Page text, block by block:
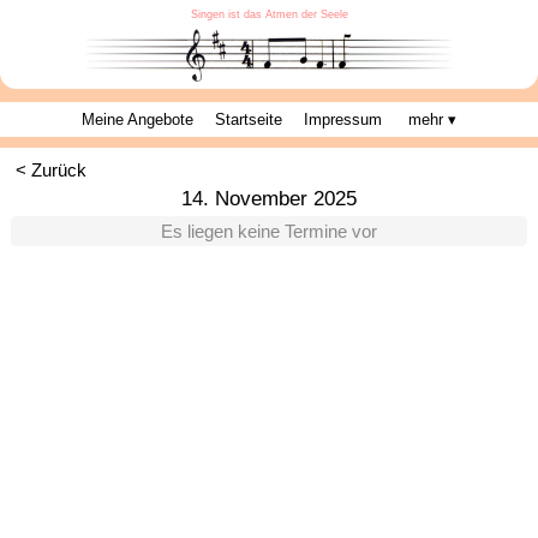
Singen ist das Atmen der Seele
Meine Angebote Startseite Impressum mehr ▾
< Zurück
14. November 2025
Es liegen keine Termine vor